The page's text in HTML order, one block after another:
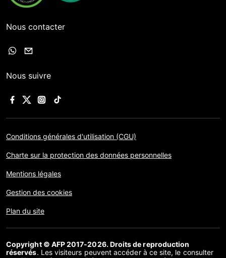
Nous contacter
Nous suivre
Conditions générales d'utilisation (CGU)
Charte sur la protection des données personnelles
Mentions légales
Gestion des cookies
Plan du site
Copyright © AFP 2017-2026. Droits de reproduction
réservés. Les visiteurs peuvent accéder à ce site, le consulter